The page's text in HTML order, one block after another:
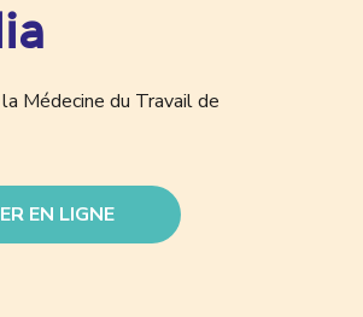
Médecine du Travail de
EN LIGNE